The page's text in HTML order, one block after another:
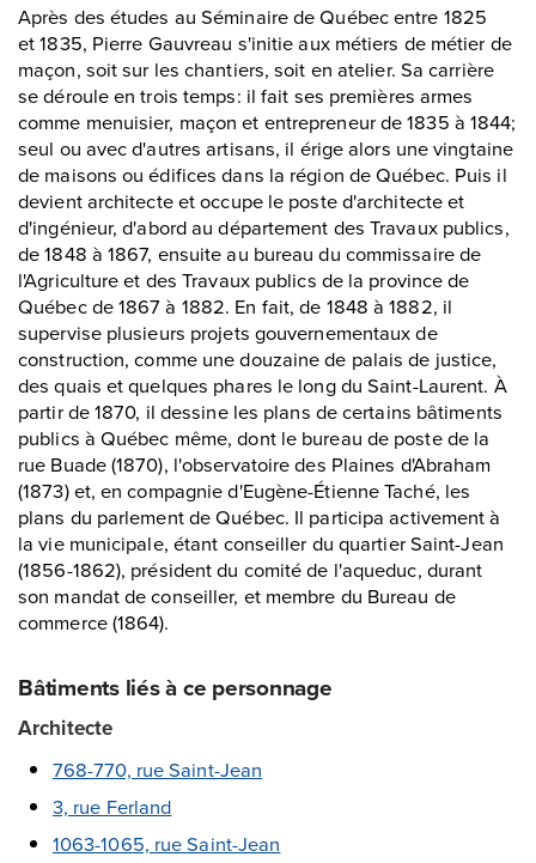
Après des études au Séminaire de Québec entre 1825
et 1835, Pierre Gauvreau s'initie aux métiers de métier de
maçon, soit sur les chantiers, soit en atelier. Sa carrière
se déroule en trois temps: il fait ses premières armes
comme menuisier, maçon et entrepreneur de 1835 à 1844;
seul ou avec d'autres artisans, il érige alors une vingtaine
de maisons ou édifices dans la région de Québec. Puis il
devient architecte et occupe le poste d'architecte et
d'ingénieur, d'abord au département des Travaux publics,
de 1848 à 1867, ensuite au bureau du commissaire de
l'Agriculture et des Travaux publics de la province de
Québec de 1867 à 1882. En fait, de 1848 à 1882, il
supervise plusieurs projets gouvernementaux de
construction, comme une douzaine de palais de justice,
des quais et quelques phares le long du Saint-Laurent. À
partir de 1870, il dessine les plans de certains bâtiments
publics à Québec même, dont le bureau de poste de la
rue Buade (1870), l'observatoire des Plaines d'Abraham
(1873) et, en compagnie d'Eugène-Étienne Taché, les
plans du parlement de Québec. Il participa activement à
la vie municipale, étant conseiller du quartier Saint-Jean
(1856-1862), président du comité de l'aqueduc, durant
son mandat de conseiller, et membre du Bureau de
commerce (1864).
Bâtiments liés à ce personnage
Architecte
768-770, rue Saint-Jean
3, rue Ferland
1063-1065, rue Saint-Jean